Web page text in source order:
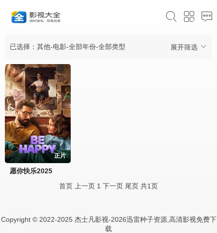
展开筛选
已选择：其他-电影-全部年份-全部类型
正片
愿你快乐2025
首页
上一页 1 下一页 尾页 共1页
Copyright © 2022-2025 杰士凡影视-2026迅雷种子资源,高清影视免费下
载